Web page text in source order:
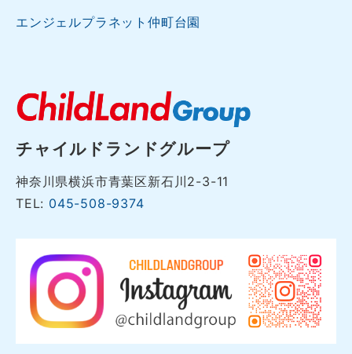
エンジェルプラネット仲町台園
チャイルドランドグループ
神奈川県横浜市青葉区新石川2-3-11
TEL: 045-508-9374